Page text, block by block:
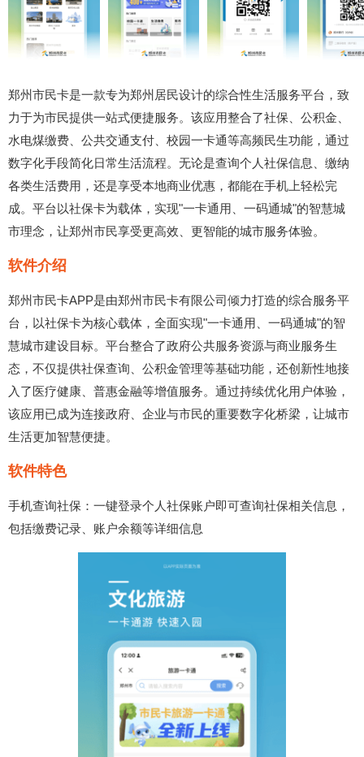
郑州市民卡是一款专为郑州居民设计的综合性生活服务平台，致
力于为市民提供一站式便捷服务。该应用整合了社保、公积金、
水电煤缴费、公共交通支付、校园一卡通等高频民生功能，通过
数字化手段简化日常生活流程。无论是查询个人社保信息、缴纳
各类生活费用，还是享受本地商业优惠，都能在手机上轻松完
成。平台以社保卡为载体，实现"一卡通用、一码通城"的智慧城
市理念，让郑州市民享受更高效、更智能的城市服务体验。
软件介绍
郑州市民卡APP是由郑州市民卡有限公司倾力打造的综合服务平
台，以社保卡为核心载体，全面实现"一卡通用、一码通城"的智
慧城市建设目标。平台整合了政府公共服务资源与商业服务生
态，不仅提供社保查询、公积金管理等基础功能，还创新性地接
入了医疗健康、普惠金融等增值服务。通过持续优化用户体验，
该应用已成为连接政府、企业与市民的重要数字化桥梁，让城市
生活更加智慧便捷。
软件特色
手机查询社保：一键登录个人社保账户即可查询社保相关信息，
包括缴费记录、账户余额等详细信息